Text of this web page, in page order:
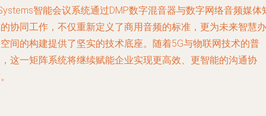
智能会议系统通过DMP数字混音器与数字网络音频媒体
协同工作，不仅重新定义了商用音频的标准，更为未来智慧办
间的构建提供了坚实的技术底座。随着5G与物联网技术的普
这一矩阵系统将继续赋能企业实现更高效、更智能的沟通协